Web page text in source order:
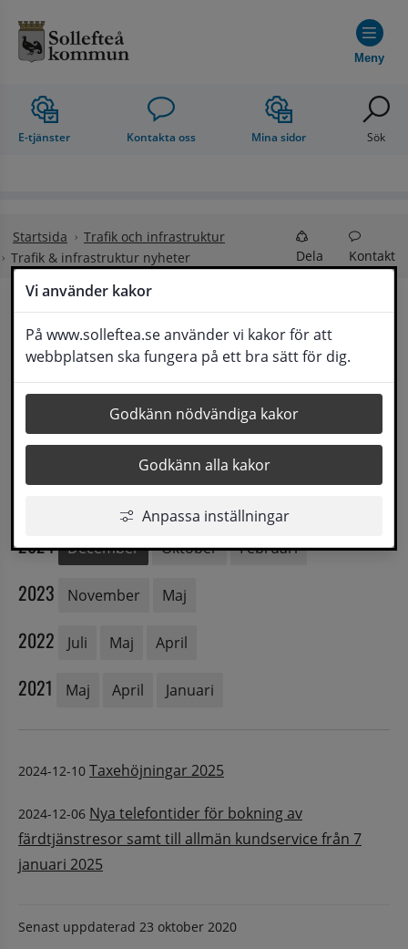
Vi använder kakor
På www.solleftea.se använder vi kakor för att
webbplatsen ska fungera på ett bra sätt för dig.
Godkänn nödvändiga kakor
Godkänn alla kakor
Anpassa inställningar
Meny
E-tjänster Kontakta oss Mina sidor Sök
Startsida
Trafik och infrastruktur
Trafik & infrastruktur nyheter
Dela Kontakt
Trafik & infrastruktur
nyheter
2026
2024 December Oktober Februari
2023 November Maj
2022 Juli Maj April
2021 Maj April Januari
2024-12-10 Taxehöjningar 2025
2024-12-06 Nya telefontider för bokning av
färdtjänstresor samt till allmän kundservice från 7
januari 2025
Senast uppdaterad 23 oktober 2020